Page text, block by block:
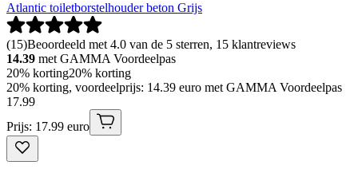
Atlantic toiletborstelhouder beton Grijs
(15)Beoordeeld met 4.0 van de 5 sterren, 15 klantreviews
14.39 met GAMMA Voordeelpas
20% korting20% korting
20% korting, voordeelprijs: 14.39 euro met GAMMA Voordeelpas
17.99
Prijs: 17.99 euro